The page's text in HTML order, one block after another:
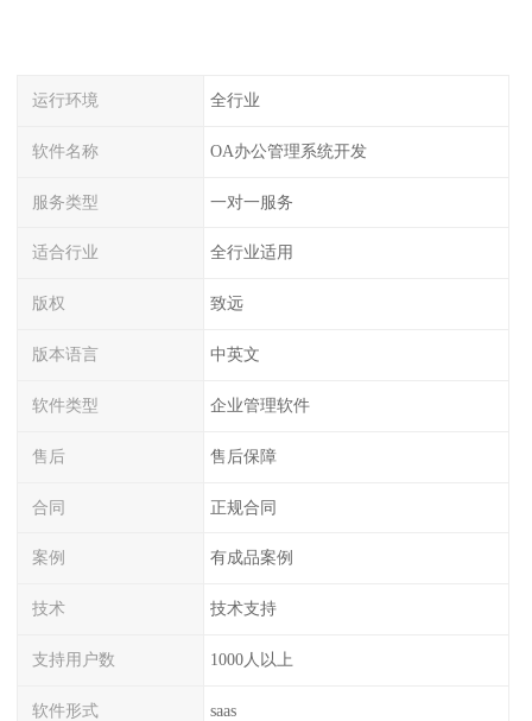
运行环境 全行业
软件名称 OA办公管理系统开发
服务类型 一对一服务
适合行业 全行业适用
版权 致远
版本语言 中英文
软件类型 企业管理软件
售后 售后保障
合同 正规合同
案例 有成品案例
技术 技术支持
支持用户数 1000人以上
软件形式 saas